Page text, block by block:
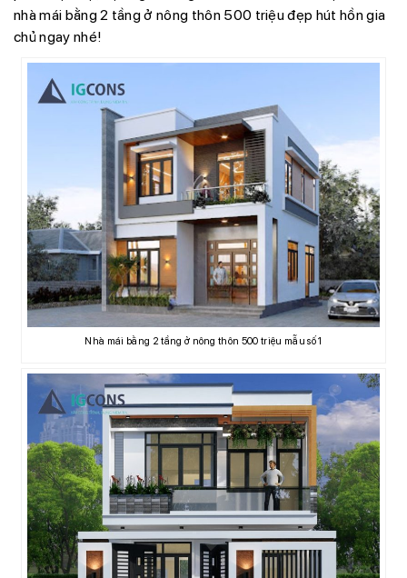
nhà mái bằng 2 tầng ở nông thôn 500 triệu đẹp hút hồn gia
chủ ngay nhé!
Nhà mái bằng 2 tầng ở nông thôn 500 triệu mẫu số 1